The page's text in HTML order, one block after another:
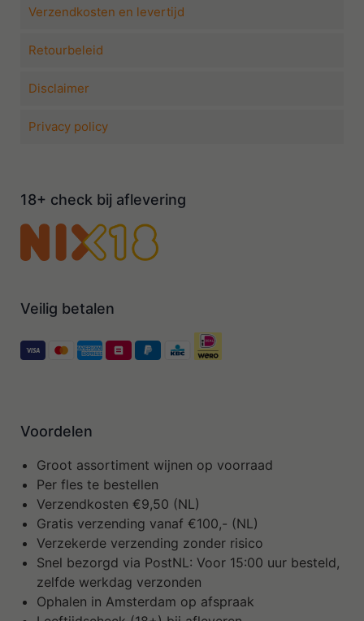
Verzendkosten en levertijd
Retourbeleid
Disclaimer
Privacy policy
18+ check bij aflevering
Veilig betalen
Voordelen
Groot assortiment wijnen op voorraad
Per fles te bestellen
Verzendkosten €9,50 (NL)
Gratis verzending vanaf €100,- (NL)
Verzekerde verzending zonder risico
Snel bezorgd via PostNL: Voor 15:00 uur besteld,
zelfde werkdag verzonden
Ophalen in Amsterdam op afspraak